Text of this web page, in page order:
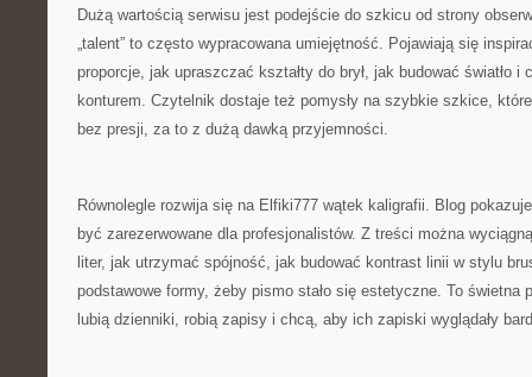
Dużą wartością serwisu jest podejście do szkicu od strony
„talent” to często wypracowana umiejętność. Pojawiają się
proporcje, jak upraszczać kształty do brył, jak budować światło i
konturem. Czytelnik dostaje też pomysły na szybkie szkice,
bez presji, za to z dużą dawką przyjemności.
Równolegle rozwija się na Elfiki777 wątek kaligrafii. Blog
być zarezerwowane dla profesjonalistów. Z treści można
liter, jak utrzymać spójność, jak budować kontrast linii w stylu
podstawowe formy, żeby pismo stało się estetyczne. To świetna
lubią dzienniki, robią zapisy i chcą, aby ich zapiski wyglądały